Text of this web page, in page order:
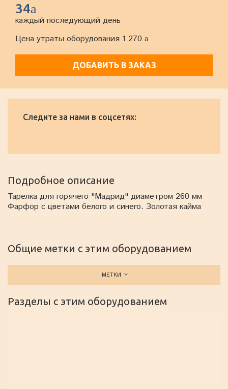
34a
каждый последующий день
Цена утраты оборудования 1 270 a
ДОБАВИТЬ В ЗАКАЗ
Следите за нами в соцсетях:
Подробное описание
Тарелка для горячего "Мадрид" диаметром 260 мм
Фарфор с цветами белого и синего. Золотая кайма
Общие метки с этим оборудованием
МЕТКИ
Разделы с этим оборудованием